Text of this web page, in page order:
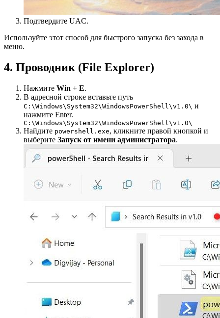
Подтвердите UAC.
Используйте этот способ для быстрого запуска без захода в
меню.
4. Проводник (File Explorer)
Нажмите Win + E.
В адресной строке вставьте путь
C:\Windows\System32\WindowsPowerShell\v1.0\ и
нажмите Enter.
C:\Windows\System32\WindowsPowerShell\v1.0\
Найдите powershell.exe, кликните правой кнопкой и
выберите Запуск от имени администратора.